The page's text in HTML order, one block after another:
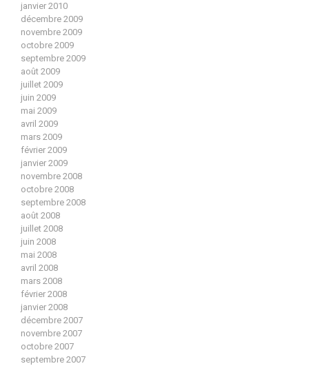
janvier 2010
décembre 2009
novembre 2009
octobre 2009
septembre 2009
août 2009
juillet 2009
juin 2009
mai 2009
avril 2009
mars 2009
février 2009
janvier 2009
novembre 2008
octobre 2008
septembre 2008
août 2008
juillet 2008
juin 2008
mai 2008
avril 2008
mars 2008
février 2008
janvier 2008
décembre 2007
novembre 2007
octobre 2007
septembre 2007